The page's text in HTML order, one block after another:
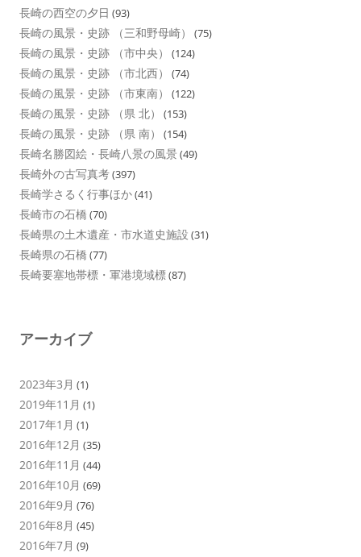
長崎の西空の夕日 (93)
長崎の風景・史跡 （三和野母崎） (75)
長崎の風景・史跡 （市中央） (124)
長崎の風景・史跡 （市北西） (74)
長崎の風景・史跡 （市東南） (122)
長崎の風景・史跡 （県 北） (153)
長崎の風景・史跡 （県 南） (154)
長崎名勝図絵・長崎八景の風景 (49)
長崎外の古写真考(397)
長崎学さるく行事ほか(41)
長崎市の石橋 (70)
長崎県の土木遺産・市水道史施設 (31)
長崎県の石橋 (77)
長崎要塞地帯標・軍港境域標(87)
アーカイブ
2023年3月 (1)
2019年11月 (1)
2017年1月 (1)
2016年12月 (35)
2016年11月 (44)
2016年10月 (69)
2016年9月 (76)
2016年8月 (45)
2016年7月 (9)